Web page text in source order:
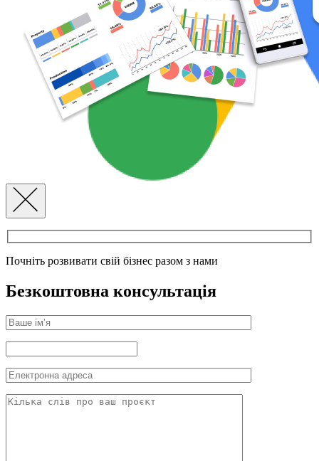
Почніть розвивати свій бізнес разом з нами
Безкоштовна консультація